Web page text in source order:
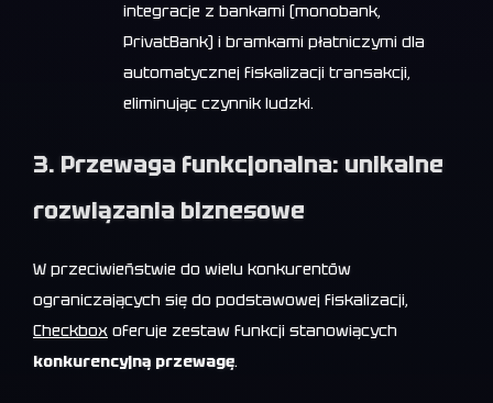
integracje z bankami (monobank,
PrivatBank) i bramkami płatniczymi dla
automatycznej fiskalizacji transakcji,
eliminując czynnik ludzki.
3. Przewaga funkcjonalna: unikalne
rozwiązania biznesowe
W przeciwieństwie do wielu konkurentów
ograniczających się do podstawowej fiskalizacji,
Checkbox oferuje zestaw funkcji stanowiących
konkurencyjną przewagę.